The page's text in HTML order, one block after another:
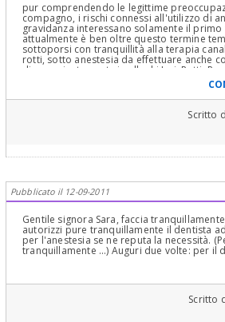
pur comprendendo le legittime
compagno, i rischi connessi all'utilizzo di
gravidanza interessano solamente il
attualmente è ben oltre questo termine
sottoporsi con tranquillità alla terapia
rotti, sotto anestesia da effettuare anche
dicono giustamente i colleghi Izzi, Petti,
un'increzione di adrenaline endogene per
troppo blanda mi sembra più stressante
perda tempo ulteriore e si faccia curare,
al suo compagno che fortunatamente a
Scritto
Pubblicato il 12-09-2011
Gentile signora Sara, faccia
autorizzi pure tranquillamente il dentista
per l'anestesia se ne reputa la necessità.
tranquillamente ...) Auguri due volte: per il
Scritto